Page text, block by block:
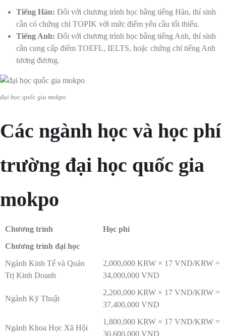
Tiếng Hàn: Đối với chương trình học bằng tiếng Hàn, thí sinh
cần có chứng chỉ TOPIK với mức điểm yêu cầu tối thiểu.
Tiếng Anh: Đối với chương trình học bằng tiếng Anh, thí sinh
cần cung cấp điểm TOEFL, IELTS, hoặc chứng chỉ tiếng Anh
tương đương.
đại học quốc gia mokpo
Các ngành học và học phí
trường đại học quốc gia
mokpo
Chương trình
Học phí
Chương trình đại học
Ngành Kinh Tế và Quản
Trị Kinh Doanh
2,000,000 KRW × 17 VND/KRW =
34,000,000 VND
Ngành Kỹ Thuật
2,200,000 KRW × 17 VND/KRW =
37,400,000 VND
Ngành Khoa Học Xã Hội
1,800,000 KRW × 17 VND/KRW =
30,600,000 VND